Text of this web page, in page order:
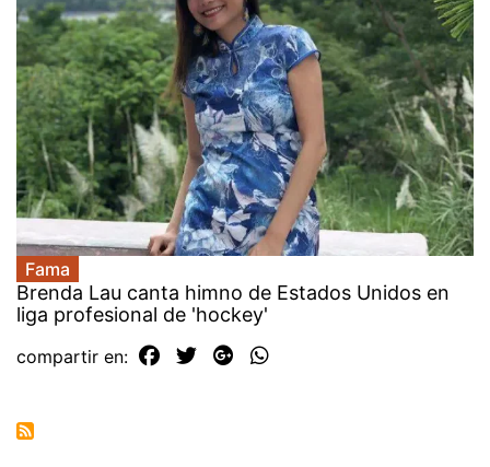
Fama
Brenda Lau canta himno de Estados Unidos en
liga profesional de 'hockey'
compartir en: